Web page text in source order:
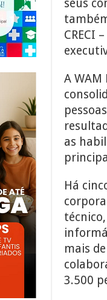
seus
CRECI
A
as
Há
mais
3.500